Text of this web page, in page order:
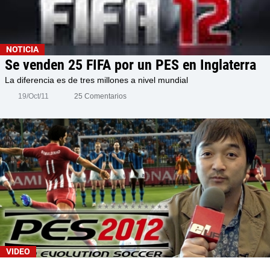
NOTICIA
Se venden 25 FIFA por un PES en Inglaterra
La diferencia es de tres millones a nivel mundial
19/Oct/11 25 Comentarios
VIDEO